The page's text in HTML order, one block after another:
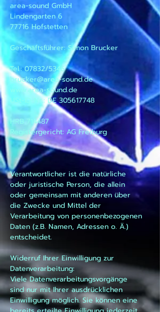
area-sound GmbH
Lindengarten 6
77716 Hofstetten
Geschäftsführer: Simon Brucker
Tel.: 07832/5346
brucker@area-sound.de
www.area-sound.de
USt-ID-Nr.: DE 305617748
HRB 714487
Registergericht: AG Freiburg
Verantwortlicher ist die natürliche
oder juristische Person, die allein
oder gemeinsam mit anderen über
die Zwecke und Mittel der
Verarbeitung von personenbezogenen
Daten (z.B. Namen, Adressen o. Ä.)
entscheidet.
Widerruf Ihrer Einwilligung zur
Datenverarbeitung:
Viele Datenverarbeitungsvorgänge
sind nur mit Ihrer ausdrücklichen
Einwilligung möglich. Sie können eine